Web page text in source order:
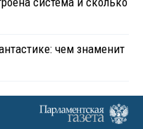
чем знаменит